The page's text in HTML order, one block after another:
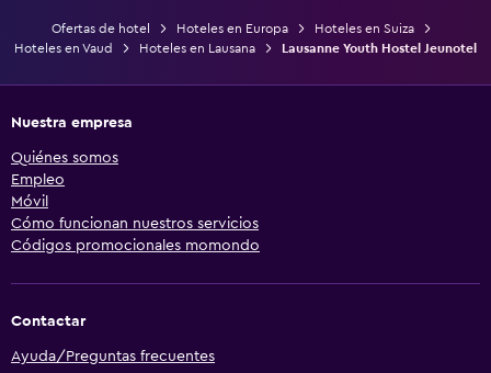
Ofertas de hotel Hoteles en Europa
Hoteles en Suiza
Hoteles en Vaud
Hoteles en Lausana Lausanne Youth Hostel Jeunotel
Nuestra empresa
Quiénes somos
Empleo
Móvil
Cómo funcionan nuestros servicios
Códigos promocionales momondo
Contactar
Ayuda/Preguntas frecuentes